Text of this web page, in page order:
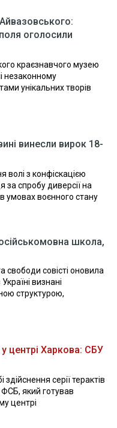
оголосили
краєзнавчого музею
незаконному
унікальних творів
винесли вирок 18-
волі з конфіскацією
спробу диверсії на
в умовах воєнного стану
школа,
совісті оновила
визнані
структурою,
у центрі Харкова: СБУ
серії терактів
ФСБ, який готував
центрі